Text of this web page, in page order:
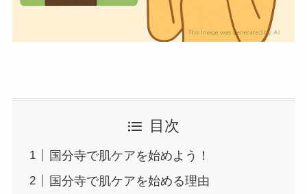
目次
国分寺で肌ケアを始めよう！
国分寺で肌ケアを始める理由